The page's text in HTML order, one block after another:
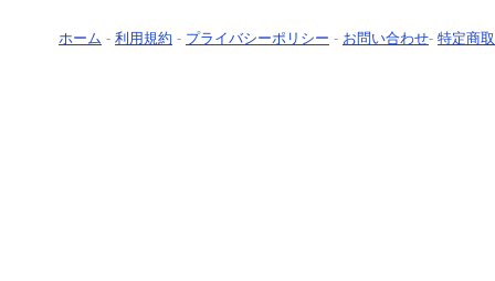
ホーム - 利用規約 - プライバシーポリシー - お問い合わせ- 特定商